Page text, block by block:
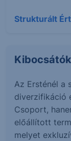
Strukturált
Kibocsátók
Az Ersténél a
diverzifikáció
Csoport,
előállított
melyet